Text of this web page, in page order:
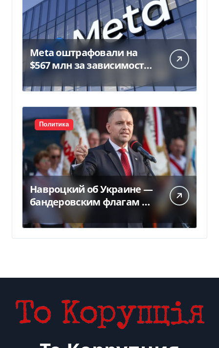
Meta оштрафовали на
$567 млн за зависимость
у подростков
Политика
Навроцкий об Украине —
бандеровским флагам не
место в Польше